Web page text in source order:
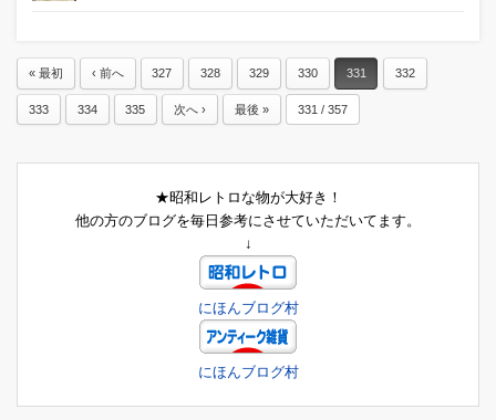
« 最初 ‹ 前へ 327 328 329 330 331 332
333 334 335 次へ › 最後 » 331 / 357
★昭和レトロな物が大好き！
他の方のブログを毎日参考にさせていただいてます。
↓
にほんブログ村
にほんブログ村